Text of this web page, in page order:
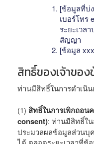
[ข้อมูลที่บ่
เบอร์โทร
ระยะเวล
สัญญา
[ข้อมูล
สิทธิ์ของเจ้าขอ
ท่านมีสิทธิ์ในการดำเนิ
(1) สิทธิ์ในการเพิกถอ
consent): ท่านมีสิทธิ์ใ
ประมวลผลข้อมูลส่วนบุ